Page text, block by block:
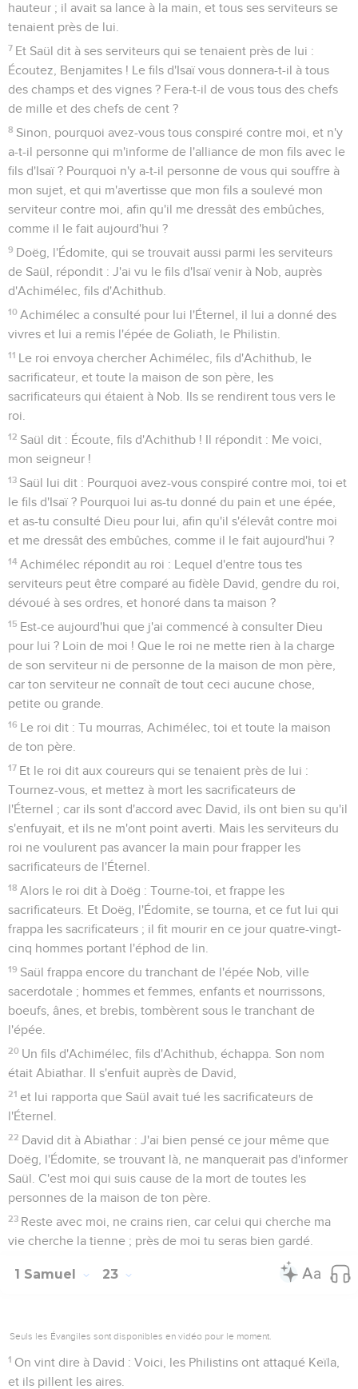
hauteur ; il avait sa lance à la main, et tous ses serviteurs se
tenaient près de lui.
7 Et Saül dit à ses serviteurs qui se tenaient près de lui :
Écoutez, Benjamites ! Le fils d'Isaï vous donnera-t-il à tous
des champs et des vignes ? Fera-t-il de vous tous des chefs
de mille et des chefs de cent ?
8 Sinon, pourquoi avez-vous tous conspiré contre moi, et n'y
a-t-il personne qui m'informe de l'alliance de mon fils avec le
fils d'Isaï ? Pourquoi n'y a-t-il personne de vous qui souffre à
mon sujet, et qui m'avertisse que mon fils a soulevé mon
serviteur contre moi, afin qu'il me dressât des embûches,
comme il le fait aujourd'hui ?
9 Doëg, l'Édomite, qui se trouvait aussi parmi les serviteurs
de Saül, répondit : J'ai vu le fils d'Isaï venir à Nob, auprès
d'Achimélec, fils d'Achithub.
10 Achimélec a consulté pour lui l'Éternel, il lui a donné des
vivres et lui a remis l'épée de Goliath, le Philistin.
11 Le roi envoya chercher Achimélec, fils d'Achithub, le
sacrificateur, et toute la maison de son père, les
sacrificateurs qui étaient à Nob. Ils se rendirent tous vers le
roi.
12 Saül dit : Écoute, fils d'Achithub ! Il répondit : Me voici,
mon seigneur !
13 Saül lui dit : Pourquoi avez-vous conspiré contre moi, toi et
le fils d'Isaï ? Pourquoi lui as-tu donné du pain et une épée,
et as-tu consulté Dieu pour lui, afin qu'il s'élevât contre moi
et me dressât des embûches, comme il le fait aujourd'hui ?
14 Achimélec répondit au roi : Lequel d'entre tous tes
serviteurs peut être comparé au fidèle David, gendre du roi,
dévoué à ses ordres, et honoré dans ta maison ?
15 Est-ce aujourd'hui que j'ai commencé à consulter Dieu
pour lui ? Loin de moi ! Que le roi ne mette rien à la charge
de son serviteur ni de personne de la maison de mon père,
car ton serviteur ne connaît de tout ceci aucune chose,
petite ou grande.
16 Le roi dit : Tu mourras, Achimélec, toi et toute la maison
de ton père.
17 Et le roi dit aux coureurs qui se tenaient près de lui :
Tournez-vous, et mettez à mort les sacrificateurs de
l'Éternel ; car ils sont d'accord avec David, ils ont bien su qu'il
s'enfuyait, et ils ne m'ont point averti. Mais les serviteurs du
roi ne voulurent pas avancer la main pour frapper les
sacrificateurs de l'Éternel.
18 Alors le roi dit à Doëg : Tourne-toi, et frappe les
sacrificateurs. Et Doëg, l'Édomite, se tourna, et ce fut lui qui
frappa les sacrificateurs ; il fit mourir en ce jour quatre-vingt-
cinq hommes portant l'éphod de lin.
19 Saül frappa encore du tranchant de l'épée Nob, ville
sacerdotale ; hommes et femmes, enfants et nourrissons,
boeufs, ânes, et brebis, tombèrent sous le tranchant de
l'épée.
20 Un fils d'Achimélec, fils d'Achithub, échappa. Son nom
était Abiathar. Il s'enfuit auprès de David,
21 et lui rapporta que Saül avait tué les sacrificateurs de
l'Éternel.
22 David dit à Abiathar : J'ai bien pensé ce jour même que
Doëg, l'Édomite, se trouvant là, ne manquerait pas d'informer
Saül. C'est moi qui suis cause de la mort de toutes les
personnes de la maison de ton père.
23 Reste avec moi, ne crains rien, car celui qui cherche ma
vie cherche la tienne ; près de moi tu seras bien gardé.
1 Samuel 23
Seuls les Évangiles sont disponibles en vidéo pour le moment.
1 On vint dire à David : Voici, les Philistins ont attaqué Keïla,
et ils pillent les aires.